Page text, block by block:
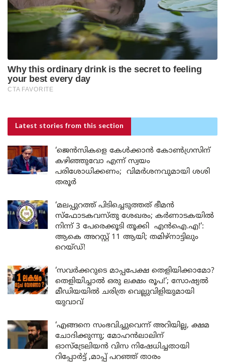
Latest stories from this section
‘ജെൻസികളെ കേൾക്കാൻ കോൺഗ്രസിന്
കഴിഞ്ഞുവോ എന്ന് സ്വയം
പരിശോധിക്കണം; വിമർശനവുമായി ശശി
തരൂർ
‘മലപ്പുറത്ത് പിടിച്ചെടുത്തത് ഭീമൻ
സ്ഫോടകവസ്തു ശേഖരം; കർണാടകയിൽ
നിന്ന് 3 പേരെക്കൂടി തൂക്കി എൻഐ.എ!’:
ആകെ അറസ്റ്റ് 11 ആയി; തമിഴ്‌നാട്ടിലും
റെയ്ഡ്!
‘സവർക്കറുടെ മാപ്പപേക്ഷ തെളിയിക്കാമോ?
തെളിയിച്ചാൽ ഒരു ലക്ഷം രൂപ!’; സോഷ്യൽ
മീഡിയയിൽ ചരിത്ര വെല്ലുവിളിയുമായി
യുവാവ്
‘എങ്ങനെ സംഭവിച്ചുവെന്ന് അറിയില്ല, ക്ഷമ
ചോദിക്കുന്നു; മോഹൻലാലിന്
ഓസ്ട്രേലിയൻ വിസ നിഷേധിച്ചതായി
റിപ്പോർട്ട് ,മാപ്പ് പറഞ്ഞ് താരം